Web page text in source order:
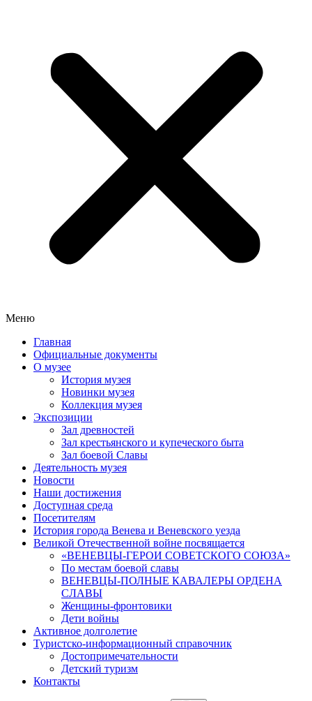
Меню
Главная
Официальные документы
О музее
История музея
Новинки музея
Коллекция музея
Экспозиции
Зал древностей
Зал крестьянского и купеческого быта
Зал боевой Славы
Деятельность музея
Новости
Наши достижения
Доступная среда
Посетителям
История города Венева и Веневского уезда
Великой Отечественной войне посвящается
«ВЕНЕВЦЫ-ГЕРОИ СОВЕТСКОГО СОЮЗА»
По местам боевой славы
ВЕНЕВЦЫ-ПОЛНЫЕ КАВАЛЕРЫ ОРДЕНА
СЛАВЫ
Женщины-фронтовики
Дети войны
Активное долголетие
Туристско-информационный справочник
Достопримечательности
Детский туризм
Контакты